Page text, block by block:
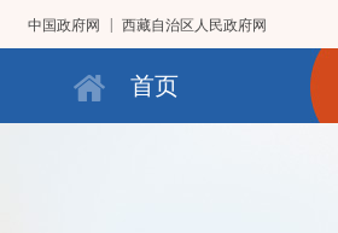
中国政府网 西藏自治区人民政府网
首页